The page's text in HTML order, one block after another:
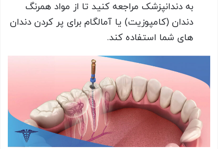
به دندانپزشک مراجعه کنید تا از مواد همرنگ
دندان (کامپوزیت) یا آمالگام برای پر کردن دندان
های شما استفاده کند.